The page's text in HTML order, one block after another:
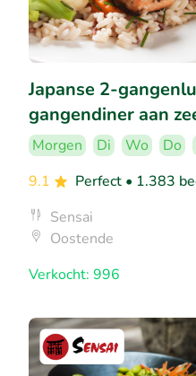
Japanse 2-
gangendiner aan
Morgen Di Wo Do
9.1
Perfect • 1.383
Sensai
Oostende
Verkocht: 996